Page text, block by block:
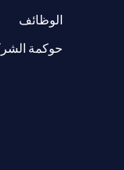
الوظائف
(opens in a new tab)
حوكمة